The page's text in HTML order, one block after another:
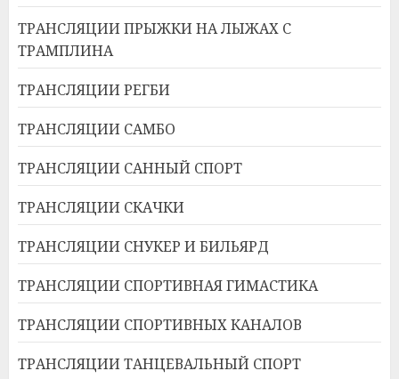
ТРАНСЛЯЦИИ ПРЫЖКИ НА ЛЫЖАХ С
ТРАМПЛИНА
ТРАНСЛЯЦИИ РЕГБИ
ТРАНСЛЯЦИИ САМБО
ТРАНСЛЯЦИИ САННЫЙ СПОРТ
ТРАНСЛЯЦИИ СКАЧКИ
ТРАНСЛЯЦИИ СНУКЕР И БИЛЬЯРД
ТРАНСЛЯЦИИ СПОРТИВНАЯ ГИМАСТИКА
ТРАНСЛЯЦИИ СПОРТИВНЫХ КАНАЛОВ
ТРАНСЛЯЦИИ ТАНЦЕВАЛЬНЫЙ СПОРТ